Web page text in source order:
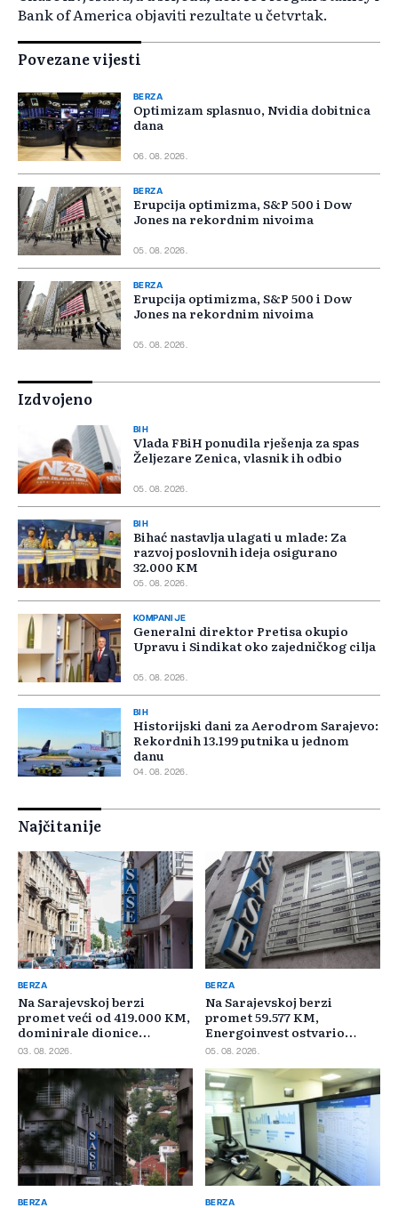
Bank of America objaviti rezultate u četvrtak.
Povezane vijesti
BERZA
Optimizam splasnuo, Nvidia dobitnica
dana
06. 08. 2026.
BERZA
Erupcija optimizma, S&P 500 i Dow
Jones na rekordnim nivoima
05. 08. 2026.
BERZA
Erupcija optimizma, S&P 500 i Dow
Jones na rekordnim nivoima
05. 08. 2026.
Izdvojeno
BIH
Vlada FBiH ponudila rješenja za spas
Željezare Zenica, vlasnik ih odbio
05. 08. 2026.
BIH
Bihać nastavlja ulagati u mlade: Za
razvoj poslovnih ideja osigurano
32.000 KM
05. 08. 2026.
KOMPANIJE
Generalni direktor Pretisa okupio
Upravu i Sindikat oko zajedničkog cilja
05. 08. 2026.
BIH
Historijski dani za Aerodrom Sarajevo:
Rekordnih 13.199 putnika u jednom
danu
04. 08. 2026.
Najčitanije
BERZA
Na Sarajevskoj berzi
promet veći od 419.000 KM,
dominirale dionice
Privredne banke Sarajevo
03. 08. 2026.
BERZA
Na Sarajevskoj berzi
promet 59.577 KM,
Energoinvest ostvario
najveći promet
05. 08. 2026.
BERZA BERZA